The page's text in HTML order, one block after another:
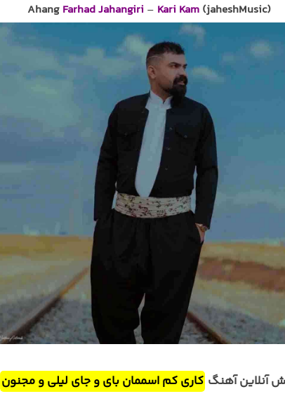
Ahang Farhad Jahangiri – Kari Kam(jaheshMusic)
آنلاین آهنگ کاری کم اسممان بای و جای لیلی و مجنون